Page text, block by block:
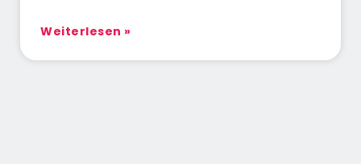
Weiterlesen »